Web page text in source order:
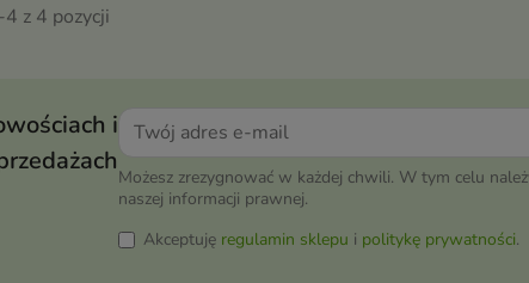
z 4 pozycji
i
Możesz zrezygnować w każdej chwili. W tym celu
naszej informacji prawnej.
Akceptuję regulamin sklepu i politykę prywatności.